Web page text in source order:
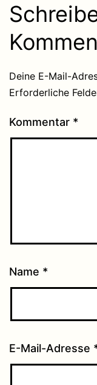
Deine E-Mail-
Erforderliche
Kommentar *
Name *
E-Mail-Adresse